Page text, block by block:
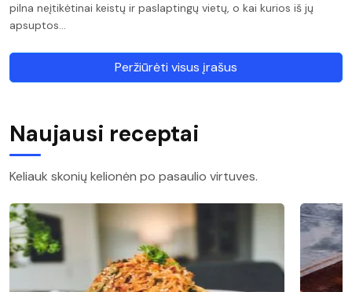
pilna neįtikėtinai keistų ir paslaptingų vietų, o kai kurios iš jų
apsuptos…
Peržiūrėti visus įrašus
Naujausi receptai
Keliauk skonių kelionėn po pasaulio virtuves.